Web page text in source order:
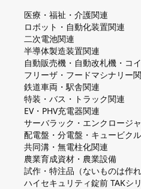
医療・福祉・介護関連
ロボット・自動化装置関連
二次電池関連
半導体製造装置関連
自動販売機・自動改札機・コ
フリーザ・フードマシナリー
鉄道車両・駅舎関連
特装・バス・トラック関連
EV・PHV充電器関連
サーバラック・エンクロージ
配電盤・分電盤・キュービク
共同溝・無電柱化関連
農業育成資材・農業設備
試作・特注品（ないものは作れ
ハイセキュリティ錠前 TAKシ